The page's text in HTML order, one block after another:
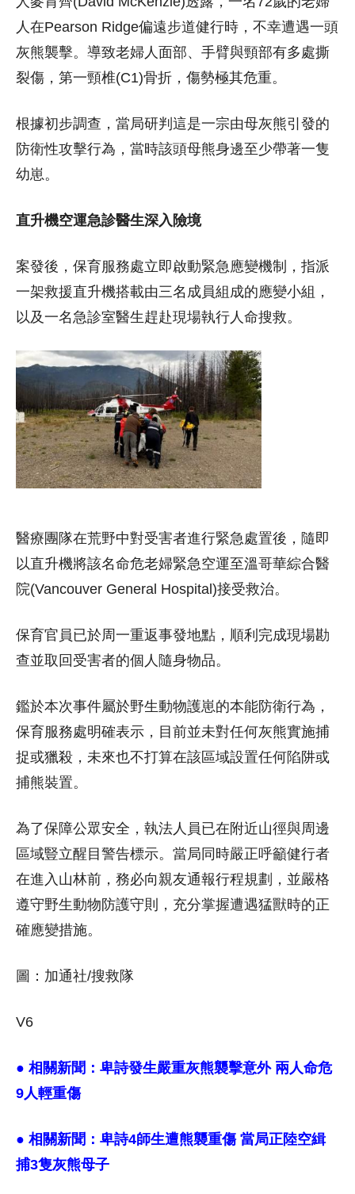
人在Pearson Ridge偏遠步道健行時，不幸遭遇一頭
灰熊襲擊。導致老婦人面部、手臂與頸部有多處撕
裂傷，第一頸椎(C1)骨折，傷勢極其危重。
根據初步調查，當局研判這是一宗由母灰熊引發的
防衛性攻擊行為，當時該頭母熊身邊至少帶著一隻
幼崽。
直升機空運急診醫生深入險境
案發後，保育服務處立即啟動緊急應變機制，指派
一架救援直升機搭載由三名成員組成的應變小組，
以及一名急診室醫生趕赴現場執行人命搜救。
醫療團隊在荒野中對受害者進行緊急處置後，隨即
以直升機將該名命危老婦緊急空運至溫哥華綜合醫
院(Vancouver General Hospital)接受救治。
保育官員已於周一重返事發地點，順利完成現場勘
查並取回受害者的個人隨身物品。
鑑於本次事件屬於野生動物護崽的本能防衛行為，
保育服務處明確表示，目前並未對任何灰熊實施捕
捉或獵殺，未來也不打算在該區域設置任何陷阱或
捕熊裝置。
為了保障公眾安全，執法人員已在附近山徑與周邊
區域豎立醒目警告標示。當局同時嚴正呼籲健行者
在進入山林前，務必向親友通報行程規劃，並嚴格
遵守野生動物防護守則，充分掌握遭遇猛獸時的正
確應變措施。
圖：加通社/搜救隊
V6
● 相關新聞： 卑詩發生嚴重灰熊襲擊意外 兩人命危
9人輕重傷
● 相關新聞： 卑詩4師生遭熊襲重傷 當局正陸空緝
捕3隻灰熊母子